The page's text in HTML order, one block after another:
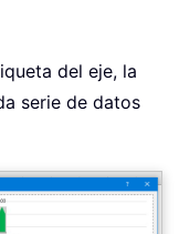
del eje, la
serie de datos